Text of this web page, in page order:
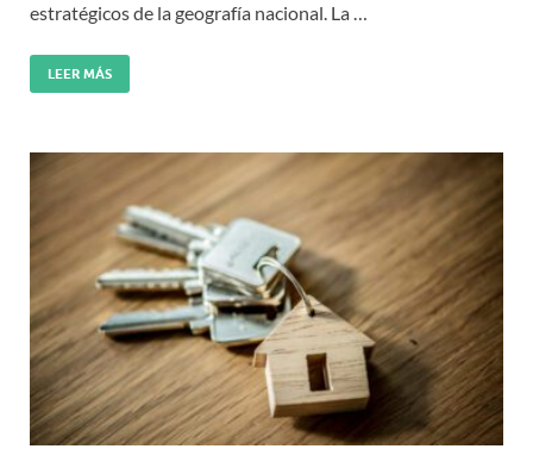
estratégicos de la geografía nacional. La …
LEER MÁS